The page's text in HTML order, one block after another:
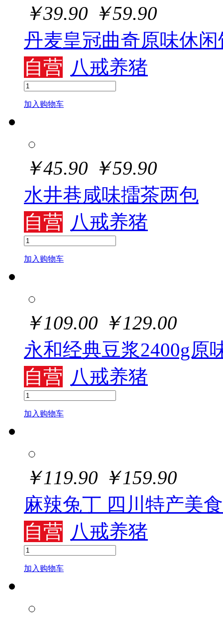
￥39.90 ￥59.90
丹麦皇冠曲奇原味休闲
自营 八戒养猪
加入购物车
￥45.90 ￥59.90
水井巷咸味擂茶两包
自营 八戒养猪
加入购物车
￥109.00 ￥129.00
永和经典豆浆2400g原
自营 八戒养猪
加入购物车
￥119.90 ￥159.90
麻辣兔丁 四川特产美食
自营 八戒养猪
加入购物车